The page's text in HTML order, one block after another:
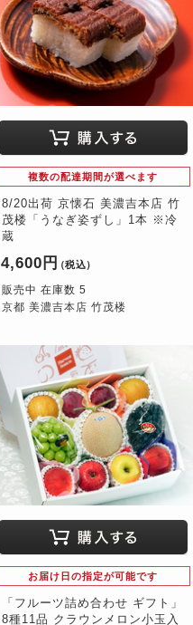
複数の配達期間が選べます
8/20出荷 京懐石 美濃吉本店 竹
茂楼「うなぎ姿ずし」1本 ※冷
蔵
4,600円 （税込）
販売中 在庫数 5
京都 美濃吉本店 竹茂楼
お届け日の指定が可能です
「フルーツ詰め合わせ ギフト」
8種11品 クラウンメロン小玉入